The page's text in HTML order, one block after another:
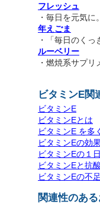
フレッシュ
・毎日を元気
年えごま
・「毎日のく
ルーベリー
・燃焼系サプ
ビタミンE
ビタミンE
ビタミンEとは
ビタミンE を多
ビタミンEの効
ビタミンEの１
ビタミンEと抗
ビタミンEの不
関連性のあ